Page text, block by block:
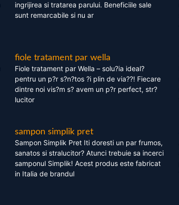
ingrijirea si tratarea parului. Beneficiile sale
sunt remarcabile si nu ar
fiole tratament par wella
Fiole tratament par Wella – solu?ia ideal?
pentru un p?r s?n?tos ?i plin de via??! Fiecare
dintre noi vis?m s? avem un p?r perfect, str?
lucitor
sampon simplik pret
Sampon Simplik Pret Iti doresti un par frumos,
sanatos si stralucitor? Atunci trebuie sa incerci
samponul Simplik! Acest produs este fabricat
in Italia de brandul